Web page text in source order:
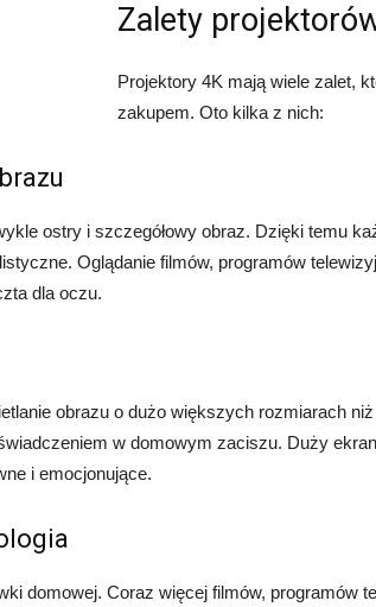
Zalety
Projektory 4K mają wiele zalet,
zakupem. Oto kilka z nich:
ostry i szczegółowy obraz. Dzięki temu
Oglądanie filmów, programów
dla oczu.
obrazu o dużo większych rozmiarach
w domowym zaciszu. Duży
i emocjonujące.
domowej. Coraz więcej filmów, programów